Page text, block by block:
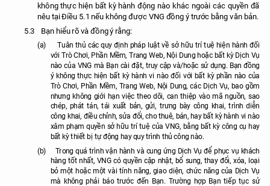
không thực hiện bất kỳ hành động nào khác ngoài các quyền đã
nêu tại Điều 5.1 nếu không được VNG đồng ý trước bằng văn bản.
5.3 Bạn hiểu rõ và đồng ý rằng:
(a) Tuân thủ các quy định pháp luật về sở hữu trí tuệ hiện hành đối
vớiTrò Chơi, Phần Mềm, Trang Web, Nội Dung hoặc bất kỳ Dịch Vụ
nào của VNG mà Bạn cài đặt, truy cập và/hoặc sử dụng. Bạn đồng
ý không thực hiện bất kỳ hành vi nào đối với bất kỳ phần nào của
Trò Chơi, Phần Mềm, Trang Web, Nội Dung, các Dịch Vụ, bao gồm
nhưng không giới hạn việc theo dõi, can thiệp vào mã nguồn, sao
chép, phát tán, tái xuất bản, gửi, trưng bày công khai, trình diễn
công khai, điều chỉnh, sửa đổi, cho thuê, bán, hay bất kỳ hành vi nào
xâm phạm quyền sở hữu trí tuệ của VNG, bằng bất kỳ công cụ hay
bất kỳ thiết bị tự động hay quy trình thủ công nào.
(b)
Trong quá trình vận hành và cung ứng Dịch Vụ để phục vụ khách
hàng tốt nhất, VNG có quyền cập nhật, bổ sung, thay đổi, xóa, loại
bỏ một hoặc một vài tính năng, giao diện, chức năng của Dịch Vụ
mà không phải báo trước đến Bạn. Trường hợp Bạn tiếp tục sử